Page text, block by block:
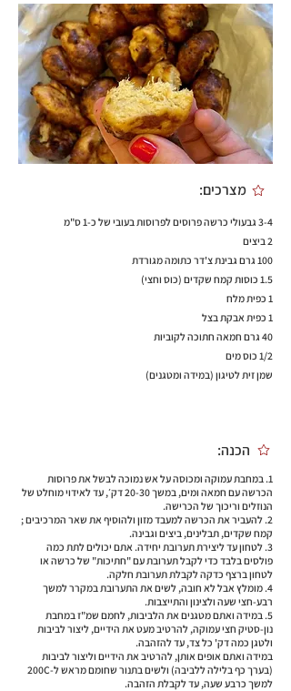
מצרכים:
3-4 גבעולי כרשה פרוסים לפרוסות בעובי של כ-1 ס"מ
2 ביצים
100 גרם גבינת צ'דר כתומה מגורדת
1.5 כוסות קמח שקדים (כוס וחצי)
1 כפית מלח
1 כפית אבקת בצל
40 גרם חמאה חתוכה לקוביות
1/2 כוס מים
שמן זית לטיגון (במידה ומטגנים)
הכנה:
1. במחבת עמוקה ומכוסה על אש נמוכה לבשל את פרוסות
הכרשה עם חמאה ומים, במשך 20-30 דק׳, עד לאידוי מוחלט של
הנוזלים וריכוך של הכרישה.
2. להעביר את הכרשה למעבד מזון ולהוסיף את שאר המרכיבים ;
קמח שקדים, תבלינים, ביצים וגבינה.
3. לטחון עד ליצירת תערובת יחידה. אתם יכולים לתת כמה
פולסים בלבד כדי לקבל תערובת עם "חתיכות" של כרשה או
לטחון ברצף כדקה לקבלת תערובת חלקה.
4. מומלץ אבל לא חובה, לשים את התערובת במקרר למשך
רבע-חצי שעה ולצינון והתייצבות.
5. במידה ואתם מטגנים את הלביבות, לחמם שמ"ז במחבת
נון-סטיק חצי עמוקה, להרטיב מעט את הידיים, ליצור לביבות
ולטגן כמה דק' כל צד, עד להזהבה.
במידה ואתם אופים אותן, להרטיב את הידיים וליצור לביבות
(בערך כף בלילה ללביבה) ולשים בתנור שחומם מראש ל-200C
למשך כרבע שעה, עד לקבלת הזהבה.